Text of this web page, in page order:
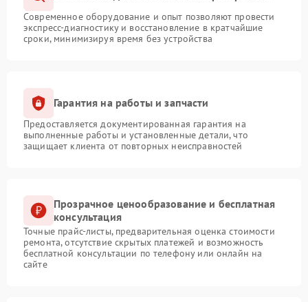
Современное оборудование и опыт позволяют провести
экспресс-диагностику и восстановление в кратчайшие
сроки, минимизируя время без устройства
Гарантия на работы и запчасти
Предоставляется документированная гарантия на
выполненные работы и установленные детали, что
защищает клиента от повторных неисправностей
Прозрачное ценообразование и бесплатная
консультация
Точные прайс-листы, предварительная оценка стоимости
ремонта, отсутствие скрытых платежей и возможность
бесплатной консультации по телефону или онлайн на
сайте